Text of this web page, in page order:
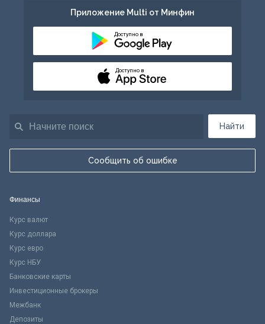
Найти
Сообщить об ошибке
Приложение Multi от Минфин
Доступно в
Доступно в
Финансы
Курс валют
Курс доллара
Курс евро
Курс НБУ
Банковские карты
Инвестиционные брокеры
Межбанк
Депозиты